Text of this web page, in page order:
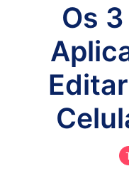
Os